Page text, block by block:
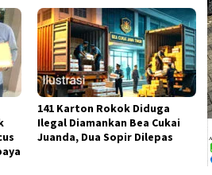
141 Karton Rokok Diduga
Ilegal Diamankan Bea Cukai
Juanda, Dua Sopir Dilepas